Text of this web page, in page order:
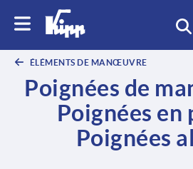
ÉLÉMENTS DE MANŒUVRE
Poignées de
Poignées en
Poignées